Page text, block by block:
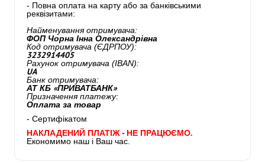
- Повна оплата на карту або за банківськими
реквізитами:
Найменування отримувача:
ФОП Чорна Інна Олександрівна
Код отримувача (ЄДРПОУ):
3232914405
Рахунок отримувача (IBAN):
UA
Банк отримувача:
АТ КБ «ПРИВАТБАНК»
Призначення платежу:
Оплата за товар
- Сертифікатом
НАКЛАДЕНИЙ ПЛАТІЖ - НЕ ПРАЦЮЄМО.
Економимо наш і Ваш час.